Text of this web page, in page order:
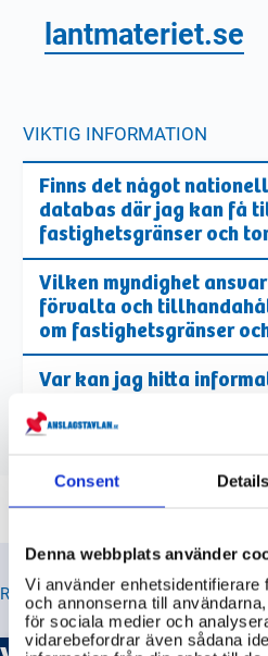
Consent Details
Denna webbplats använder
Vi använder enhetsidentifierare
och annonserna till
för sociala medier och
vidarebefordrar även sådana
lantmateriet.se
VIKTIG INFORMATION
Finns det något
databas där jag kan få
fastighetsgränser och
Vilken myndighet
förvalta och
om fastighetsgränser
Var kan jag hitta
fastighetsgränser och
hela Sverige?
RELATERADE TIPS